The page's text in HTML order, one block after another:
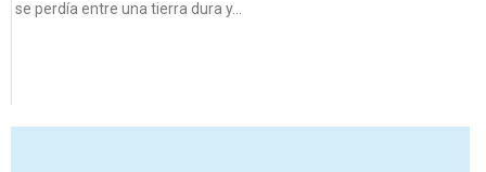
se perdía entre una tierra dura y…